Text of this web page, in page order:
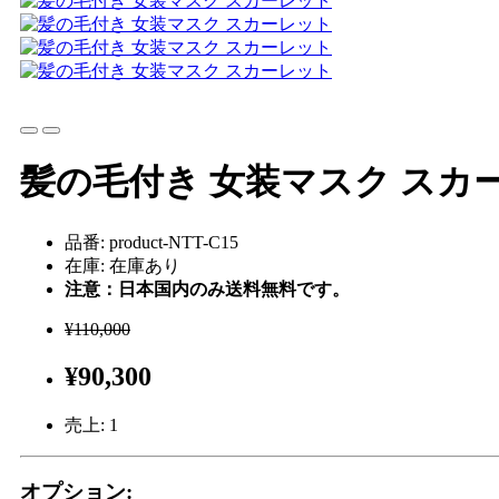
髪の毛付き 女装マスク スカ
品番: product-NTT-C15
在庫: 在庫あり
注意：日本国内のみ送料無料です。
¥110,000
¥90,300
売上: 1
オプション: